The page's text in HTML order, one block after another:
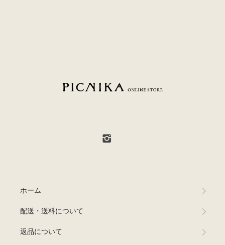
ホーム
配送・送料について
返品について